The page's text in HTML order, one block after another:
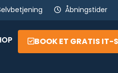
Åbningstider
BOOK ET GRATIS IT-